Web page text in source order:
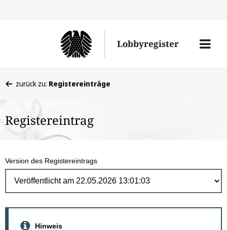
Lobbyregister
Menü
befinden
hier:
zurück zu: Registereinträge
Registereintrag
Version des Registereintrags
Hinweis